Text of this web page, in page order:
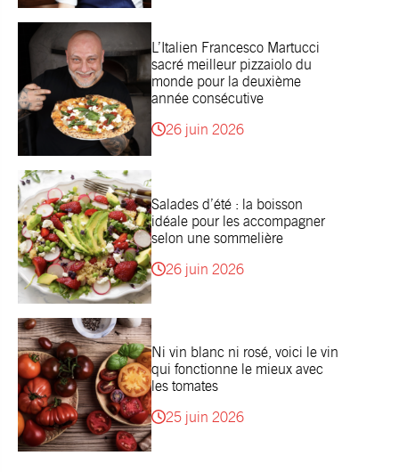
L’Italien Francesco Martucci
sacré meilleur pizzaiolo du
monde pour la deuxième
année consécutive
26 juin 2026
Salades d’été : la boisson
idéale pour les accompagner
selon une sommelière
26 juin 2026
Ni vin blanc ni rosé, voici le vin
qui fonctionne le mieux avec
les tomates
25 juin 2026